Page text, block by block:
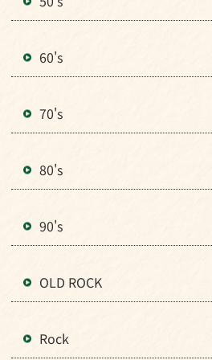
60's
70's
80's
90's
OLD ROCK
Rock